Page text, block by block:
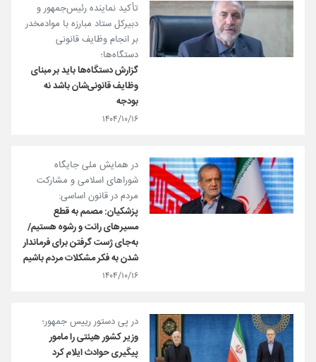
تأکید نماینده رئیس‌جمهور و
دبیرکل ستاد مبارزه با موادمخدر
بر انجام وظایف قانونی
دستگاه‌ها؛
گزارش‌ دستگاه‌ها باید بر مبنای
وظایف قانونی‌شان باشد نه
بودجه
۱۴۰۴/۱۰/۱۶
در همایش ملی جایگاه
شوراهای اسلامی و مشارکت
مردم در قانون اساسی:
پزشکیان: مصمم به قطع
مسیرهای رانت و رشوه هستیم/
به‌جای ژست گرفتن برای فرماندار
شدن به فکر مشکلات مردم باشیم
۱۴۰۴/۱۰/۱۶
در پی دستور رییس جمهور؛
وزیر کشور هیئتی را مامور
پیگیری حوادث ایلام کرد